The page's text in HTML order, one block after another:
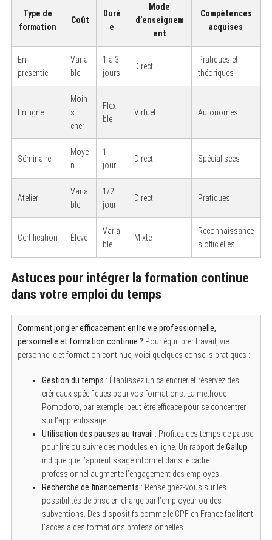
Type de
formation
Coût
Duré
e
Mode
d’enseignem
ent
Compétences
acquises
En
présentiel
Varia
ble
1 à 3
jours
Direct
Pratiques et
théoriques
En ligne
Moin
s
cher
Flexi
ble
Virtuel Autonomes
Séminaire
Moye
n
1
jour
Direct Spécialisées
Atelier
Varia
ble
1/2
jour
Direct Pratiques
Certification Élevé
Varia
ble
Mixte
Reconnaissance
s officielles
Astuces pour intégrer la formation continue
dans votre emploi du temps
Comment jongler efficacement entre vie professionnelle,
personnelle et formation continue ? Pour équilibrer travail, vie
personnelle et formation continue, voici quelques conseils pratiques :
Gestion du temps : Établissez un calendrier et réservez des
créneaux spécifiques pour vos formations. La méthode
Pomodoro, par exemple, peut être efficace pour se concentrer
sur l’apprentissage.
Utilisation des pauses au travail : Profitez des temps de pause
pour lire ou suivre des modules en ligne. Un rapport deGallup
indique que l’apprentissage informel dans le cadre
professionnel augmente l’engagement des employés.
Recherche de financements : Renseignez-vous sur les
possibilités de prise en charge par l’employeur ou des
subventions. Des dispositifs comme le CPF en France facilitent
l’accès à des formations professionnelles.